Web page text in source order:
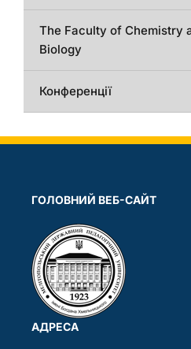
The Faculty of Chemistry
Biology
Конференції
ГОЛОВНИЙ ВЕБ-САЙТ
АДРЕСА